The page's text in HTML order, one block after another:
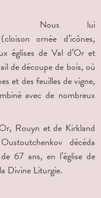
Nous lui
ornée d’icônes,
églises de Val d’Or et
de découpe de bois, où
et des feuilles de vigne,
avec de nombreux
Rouyn et de Kirkland
décéda
67 ans, en l’église de
Divine Liturgie.